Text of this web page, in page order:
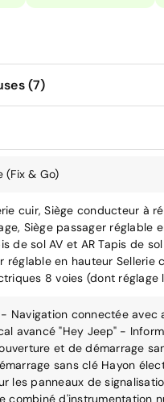
(7)
(Fix & Go)
cuir, Siège conducteur à
Siège passager réglable
de sol AV et AR Tapis de
réglable en hauteur
8 voies (dont
- Navigation connectée
avancé "Hey Jeep" -
et de démarrage
sans clé Hayon
les panneaux de
combiné d'instrumentation